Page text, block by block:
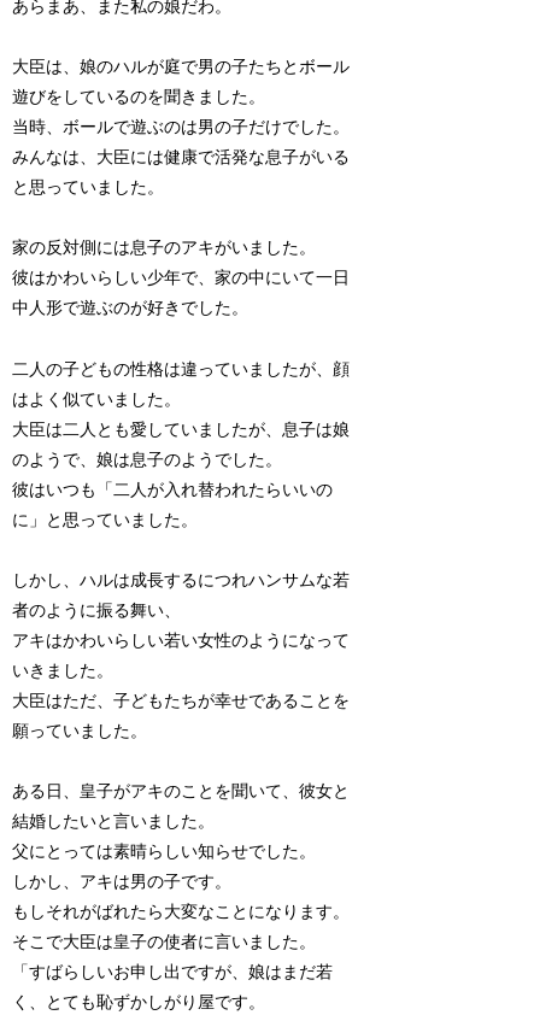
あらまあ、また私の娘だわ。
大臣は、娘のハルが庭で男の子たちとボール
遊びをしているのを聞きました。
当時、ボールで遊ぶのは男の子だけでした。
みんなは、大臣には健康で活発な息子がいる
と思っていました。
家の反対側には息子のアキがいました。
彼はかわいらしい少年で、家の中にいて一日
中人形で遊ぶのが好きでした。
二人の子どもの性格は違っていましたが、顔
はよく似ていました。
大臣は二人とも愛していましたが、息子は娘
のようで、娘は息子のようでした。
彼はいつも「二人が入れ替われたらいいの
に」と思っていました。
しかし、ハルは成長するにつれハンサムな若
者のように振る舞い、
アキはかわいらしい若い女性のようになって
いきました。
大臣はただ、子どもたちが幸せであることを
願っていました。
ある日、皇子がアキのことを聞いて、彼女と
結婚したいと言いました。
父にとっては素晴らしい知らせでした。
しかし、アキは男の子です。
もしそれがばれたら大変なことになります。
そこで大臣は皇子の使者に言いました。
「すばらしいお申し出ですが、娘はまだ若
く、とても恥ずかしがり屋です。